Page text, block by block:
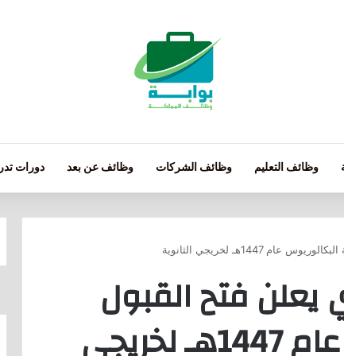
وظائف التعليم وظائف الشركات وظائف عن بعد دورات
1447هـ لخريجي الثانوية
فتح القبول
لمرحلة البكالوريوس عام 1447هـ لخريجي